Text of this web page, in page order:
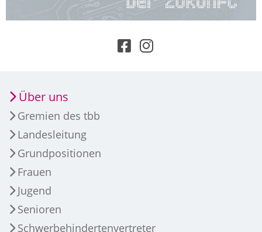
Über uns
Gremien des tbb
Landesleitung
Grundpositionen
Frauen
Jugend
Senioren
Schwerbehindertenvertreter